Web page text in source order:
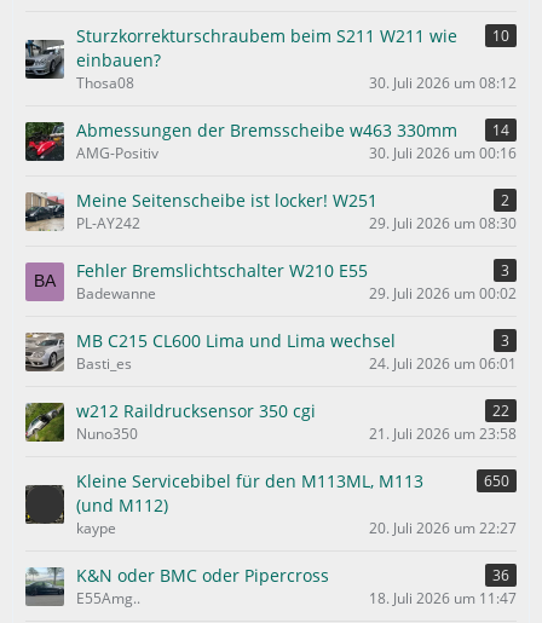
g
e
Sturzkorrekturschraubem beim S211 W211 wie
einbauen?
10
Thosa08 30. Juli 2026 um 08:12
Abmessungen der Bremsscheibe w463 330mm
14
AMG-Positiv
30. Juli 2026 um 00:16
Meine Seitenscheibe ist locker! W251
2
PL-AY242
29. Juli 2026 um 08:30
Fehler Bremslichtschalter W210 E55
3
Badewanne
29. Juli 2026 um 00:02
MB C215 CL600 Lima und Lima wechsel
3
Basti_es
24. Juli 2026 um 06:01
w212 Raildrucksensor 350 cgi
22
Nuno350
21. Juli 2026 um 23:58
Kleine Servicebibel für den M113ML, M113
(und M112)
650
kaype 20. Juli 2026 um 22:27
K&N oder BMC oder Pipercross
36
E55Amg..
18. Juli 2026 um 11:47